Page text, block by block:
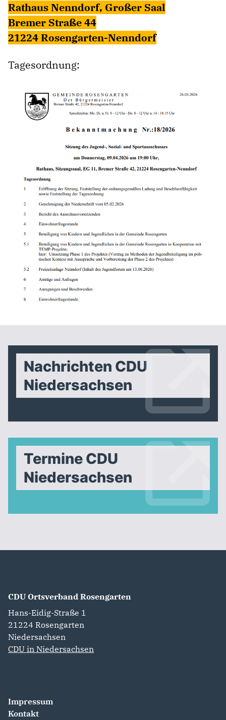
Rathaus Nenndorf, Großer Saal
Bremer Straße 44
21224 Rosengarten-Nenndorf
Tagesordnung:
Nachrichten CDU
Niedersachsen
Termine CDU
Niedersachsen
CDU Ortsverband Rosengarten
Hans-Eidig-Straße 1
21224 Rosengarten
Niedersachsen
CDU in Niedersachsen
Impressum
Kontakt